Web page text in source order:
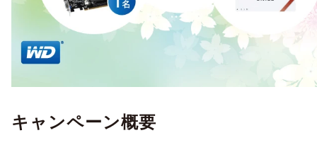
キャンペーン概要